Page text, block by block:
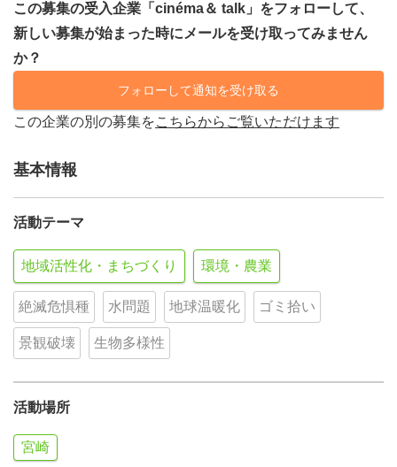
この募集の受入企業「cinéma＆ talk」をフォローして、
新しい募集が始まった時にメールを受け取ってみません
か？
フォローして通知を受け取る
この企業の別の募集をこちらからご覧いただけます
基本情報
活動テーマ
地域活性化・まちづくり 環境・農業
絶滅危惧種 水問題 地球温暖化 ゴミ拾い
景観破壊 生物多様性
活動場所
宮崎